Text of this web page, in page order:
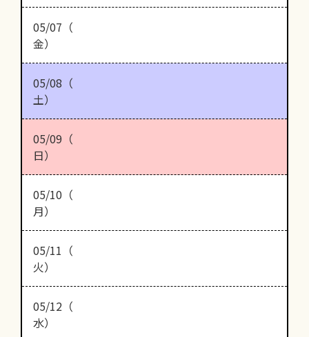
05/07（
金）
05/08（
土）
05/09（
日）
05/10（
月）
05/11（
火）
05/12（
水）